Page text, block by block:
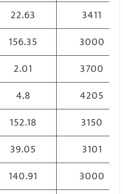
22.63
3411
156.35
3000
2.01
3700
4.8
4205
152.18
3150
39.05
3101
140.91
3000